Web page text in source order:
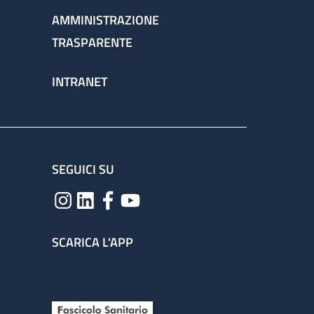
AMMINISTRAZIONE
TRASPARENTE
INTRANET
SEGUICI SU
SCARICA L'APP